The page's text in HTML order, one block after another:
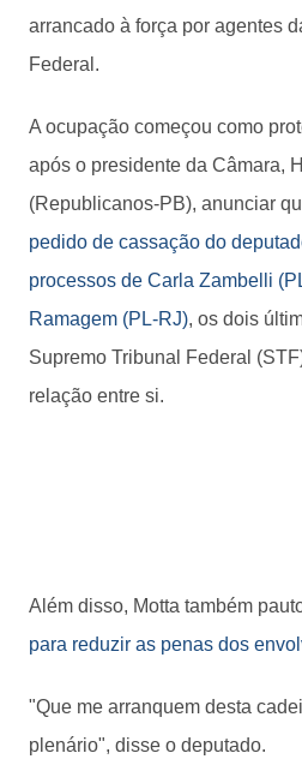
arrancado à força por agentes
Federal.
A ocupação começou como
após o presidente da Câmara,
(Republicanos-PB), anunciar
pedido de cassação do
processos de Carla Zambelli
Ramagem (PL-RJ), os dois
Supremo Tribunal Federal
relação entre si.
Além disso, Motta também
para reduzir as penas dos
"Que me arranquem desta
plenário", disse o deputado.